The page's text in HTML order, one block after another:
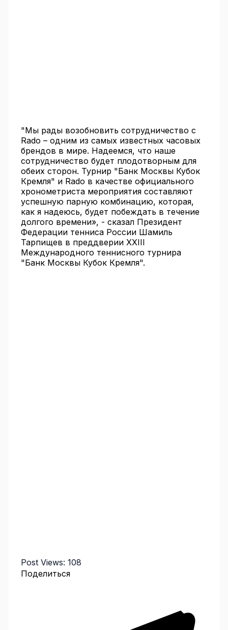
"Мы рады возобновить сотрудничество с
Rado – одним из самых известных часовых
брендов в мире. Надеемся, что наше
сотрудничество будет плодотворным для
обеих сторон. Турнир "Банк Москвы Кубок
Кремля" и Rado в качестве официального
хронометриста мероприятия составляют
успешную парную комбинацию, которая,
как я надеюсь, будет побеждать в течение
долгого времени», - сказал Президент
Федерации тенниса России Шамиль
Тарпищев в преддверии XXIII
Международного теннисного турнира
"Банк Москвы Кубок Кремля".
Post Views: 108
Поделиться